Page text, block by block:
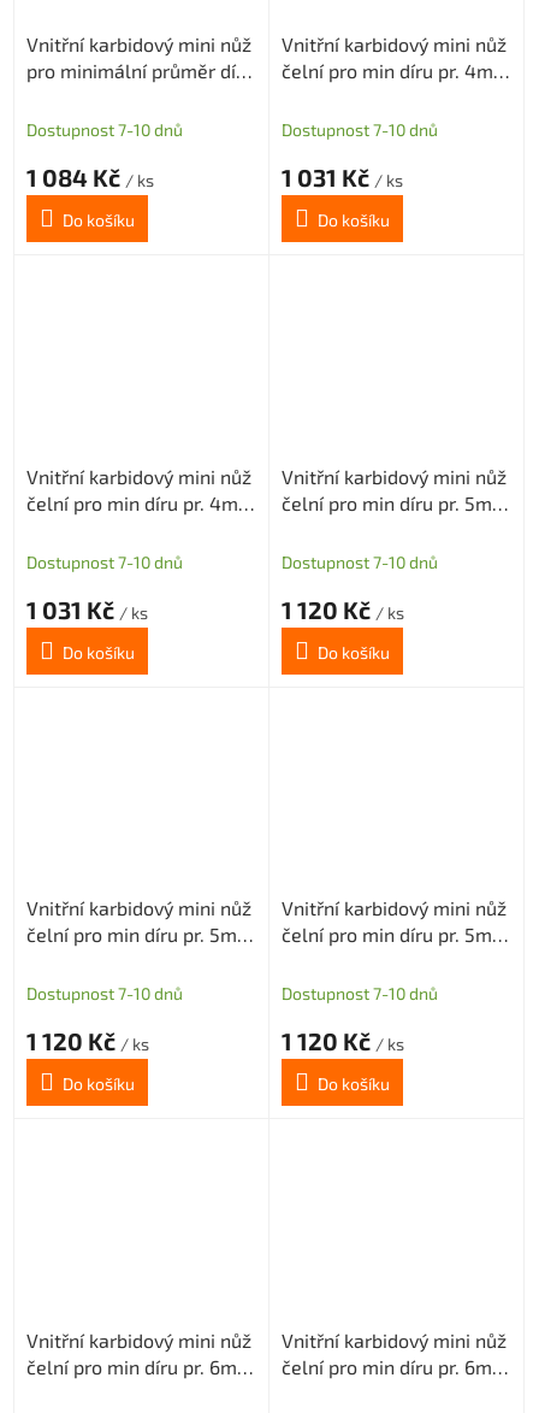
Vnitřní karbidový mini nůž
pro minimální průměr díry
Dostupnost 7-10 dnů
1 084 Kč / ks
Do košíku
Vnitřní karbidový mini nůž
čelní pro min díru pr. 4mm
Dostupnost 7-10 dnů
1 031 Kč / ks
Do košíku
Vnitřní karbidový mini nůž
čelní pro min díru pr. 4mm
Dostupnost 7-10 dnů
1 031 Kč / ks
Do košíku
Vnitřní karbidový mini nůž
čelní pro min díru pr. 5mm
Dostupnost 7-10 dnů
1 120 Kč / ks
Do košíku
Vnitřní karbidový mini nůž
čelní pro min díru pr. 5mm
Dostupnost 7-10 dnů
1 120 Kč / ks
Do košíku
Vnitřní karbidový mini nůž
čelní pro min díru pr. 5mm
Dostupnost 7-10 dnů
1 120 Kč / ks
Do košíku
Vnitřní karbidový mini nůž
čelní pro min díru pr. 6mm
Vnitřní karbidový mini nůž
čelní pro min díru pr. 6mm